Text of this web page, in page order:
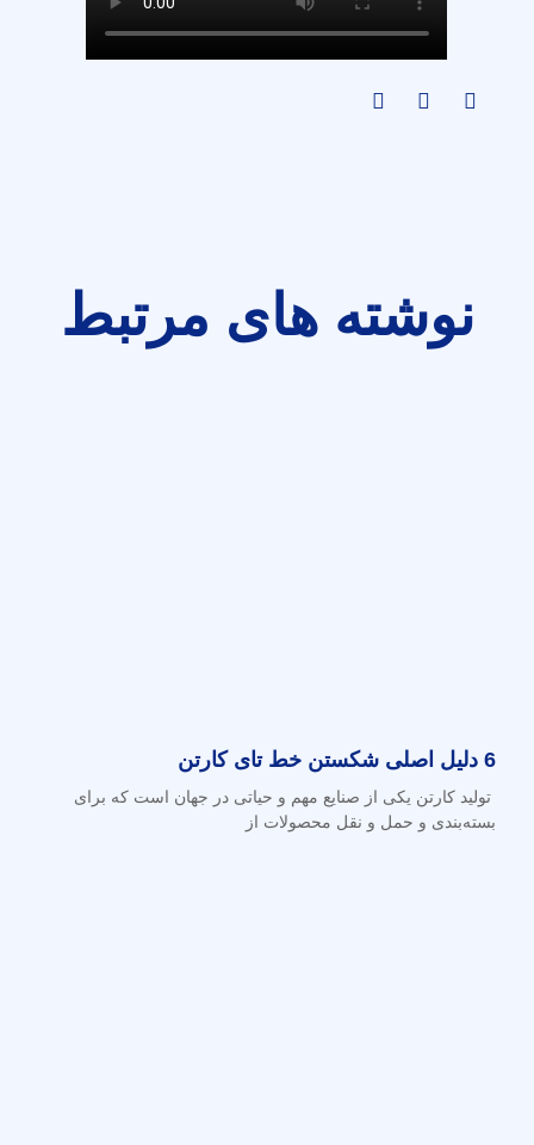
نوشته های مرتبط
6 دلیل اصلی شکستن خط تای کارتن
تولید کارتن یکی از صنایع مهم و حیاتی در جهان است که برای
بسته‌بندی و حمل و نقل محصولات از